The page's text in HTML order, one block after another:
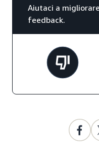
Aiutaci a
feedback.